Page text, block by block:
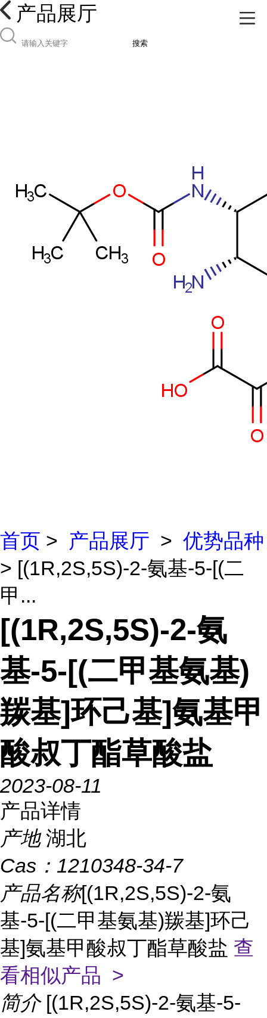
产品展厅
搜索
首页 > 产品展厅 > 优势品种
> [(1R,2S,5S)-2-氨基-5-[(二
甲...
[(1R,2S,5S)-2-氨
基-5-[(二甲基氨基)
羰基]环己基]氨基甲
酸叔丁酯草酸盐
2023-08-11
产品详情
产地 湖北
Cas： 1210348-34-7
产品名称[(1R,2S,5S)-2-氨
基-5-[(二甲基氨基)羰基]环己
基]氨基甲酸叔丁酯草酸盐 查
看相似产品 >
简介 [(1R,2S,5S)-2-氨基-5-